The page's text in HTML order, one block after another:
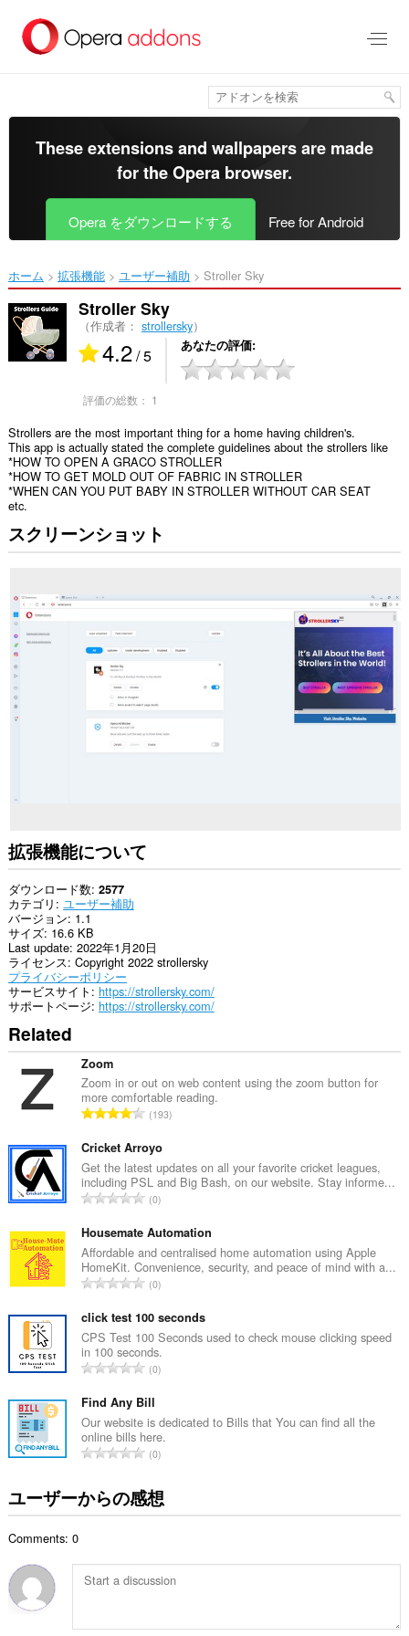
メ
ツ
移
動
These extensions and wallpapers are made
for theOpera browser.
Opera をダウンロードする Free for Android
ホーム 拡張機能 ユーザー補助 Stroller Sky‎
Stroller Sky
（作成者： strollersky）
4.2/ 5 あなたの評価
評価の総数： 1
Strollers are the most important thing for a home having children's.
This app is actually stated the complete guidelines about the strollers like
*HOW TO OPEN A GRACO STROLLER
*HOW TO GET MOLD OUT OF FABRIC IN STROLLER
*WHEN CAN YOU PUT BABY IN STROLLER WITHOUT CAR SEAT
etc.
スクリーンショット
拡張機能について
ダウンロード数 2577
カテゴリ ユーザー補助
バージョン 1.1
サイズ 16.6 KB
Last update 2022年1月20日
ライセンス Copyright 2022 strollersky
プライバシーポリシー
サービスサイト https://strollersky.com/
サポートページ https://strollersky.com/
Related
Zoom
Zoom in or out on web content using the zoom button for
more comfortable reading.
評
の
総
数
：
193
Cricket Arroyo
Get the latest updates on all your favorite cricket leagues,
including PSL and Big Bash, on our website. Stay informe...
評
の
総
数
：
0
Housemate Automation
Affordable and centralised home automation using Apple
HomeKit. Convenience, security, and peace of mind with a...
評
の
総
数
：
0
click test 100 seconds
CPS Test 100 Seconds used to check mouse clicking speed
in 100 seconds.
評
の
総
数
：
0
Find Any Bill
Our website is dedicated to Bills that You can find all the
online bills here.
評
の
総
0
ユーザーからの感想
Comments: 0